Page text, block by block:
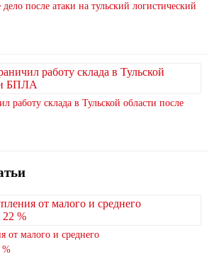
после атаки на тульский логистический
работу склада в Тульской области после
от малого и среднего
%